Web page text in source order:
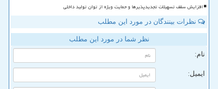
افزایش سقف تسهیلات تجدیدپذیرها و حمایت ویژه از توان تولید داخلی
نظرات بینندگان در مورد این مطلب
نظر شما در مورد این مطلب
نام:
ایمیل: